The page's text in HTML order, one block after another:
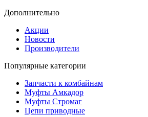
Дополнительно
Акции
Новости
Производители
Популярные категории
Запчасти к комбайнам
Муфты Амкадор
Муфты Стромаг
Цепи приводные